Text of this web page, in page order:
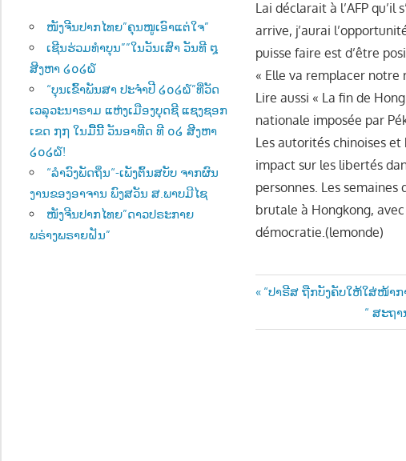
Lai déclarait à l’AFP
arrive, j’aurai
puisse faire est d’être
« Elle va remplacer
Lire aussi « La fin de
nationale imposée par
Les autorités chinoises
impact sur les libertés
personnes. Les
brutale à Hongkong,
démocratie.(lemonde)
Post
navigation
Previous
“ປາຣີສ ຖືກບັງຄັບໃຫ້ໃສ່ໜ້າ
Next
Post:
“ ສະຖ
ໜັງຈີນປາກໄທຍ”ຄຸນໜູເອົາແຕ່ໃຈ”
ເຊີນຮ່ວມທຳບຸນ””ໃນວັນເສົາ ວັນທີ ໘
ສີງຫາ ໒໐໒໖
“ບຸນເຂົ້າພັນສາ ປະຈຳປີ ໒໐໒໖”ທີ່ວັດ
ເວລຸວະນາຣາມ ແຫ່ງເມືອງບຸດຊີ ແຊງຊອກ
ເຂດ ໗໗ ໃນມື້ນີ້ ວັນອາທີດ ທີ ໐໒ ສີງຫາ
໒໐໒໖!
“ລຳວົງພັດຖິ່ນ“-ເພັງຕົ້ນສບັບ ຈາກຜົນ
ງານຂອງອາຈານ ພົງສວັນ ສ.ພາບມີໄຊ
ໜັງຈີນປາກໄທຍ”ດາວປຣະກາຍ
ພຣ່າງພຣາຍຝັນ”